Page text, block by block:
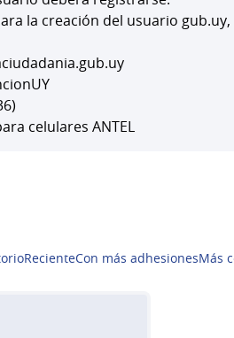
la creación del usuario
celulares ANTEL
RecienteCon más adhesionesMás